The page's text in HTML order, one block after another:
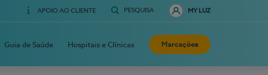
APOIO AO CLIENTE PESQUISA MY LUZ
Guia de Saúde Hospitais e Clínicas Marcações